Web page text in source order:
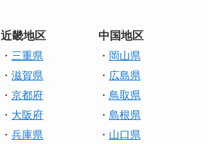
近畿地区
・三重県
・滋賀県
・京都府
・ 大阪府
・兵庫県
中国地区
・ 岡山県
・ 広島県
・ 鳥取県
・ 島根県
・ 山口県